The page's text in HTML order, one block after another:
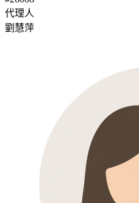
代理人
劉慧萍